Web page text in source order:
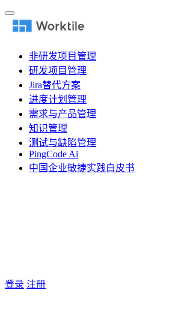
非研发项目管理
研发项目管理
Jira替代方案
进度计划管理
需求与产品管理
知识管理
测试与缺陷管理
PingCode Ai
中国企业敏捷实践白皮书
登录 注册